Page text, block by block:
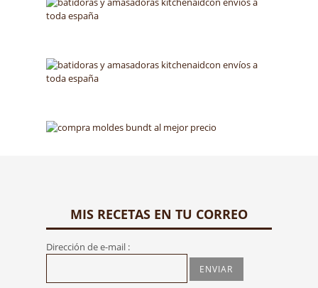
MIS RECETAS EN TU CORREO
Dirección de e-mail :